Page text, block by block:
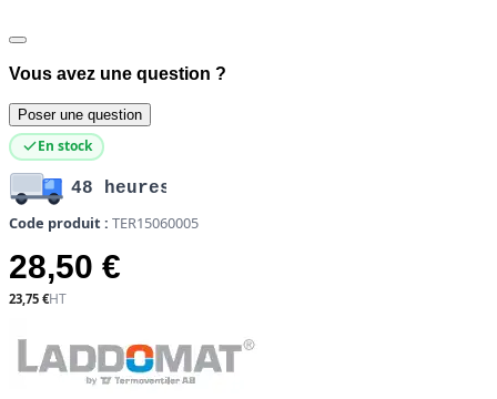
Vous avez une question ?
Poser une question
En stock
48 heures
Code produit : TER15060005
28,50 €
23,75 €